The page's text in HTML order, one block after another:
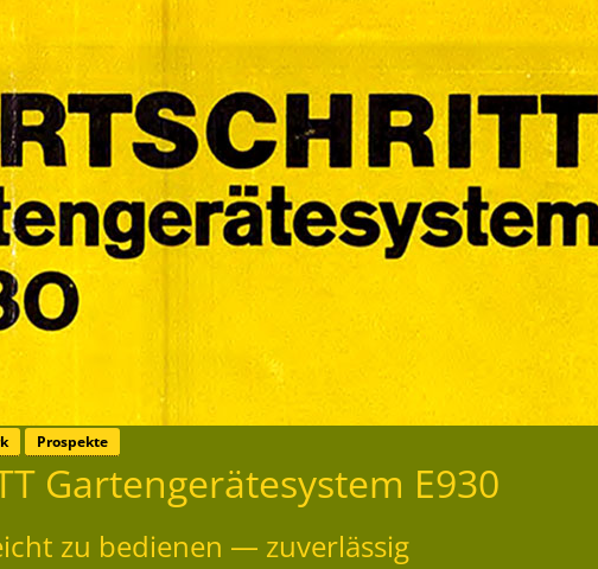
Prospekte
Gartengerätesystem E930
zu bedienen — zuverlässig